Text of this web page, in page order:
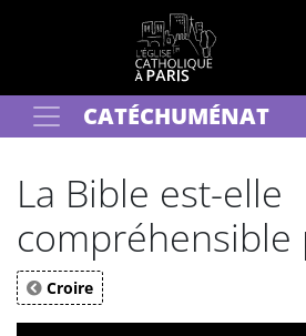
Votre rechercheCATÉCHUMÉNAT
La Bible est-elle
compréhensible
Croire
Panneau de gestion des cookies